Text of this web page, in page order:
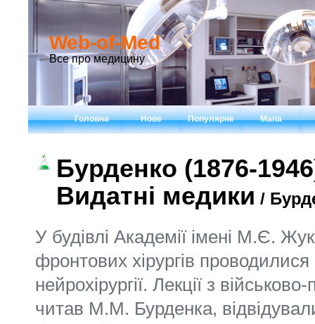
Web-of-Med
Все про медицину
Головна Нове Популярне Мапа
Бурденко (1876-
Видатні медики /
У будівлі Академії імені М.Є. Жуковського в Москві для фронтових хірургів проводилися в 1941 році семінари з нейрохірургії. Лекції з військово-польової хірургії, які читав М.М. Бурденка, відвідували всі відправлялися на фронт хірурги. М.М. Бурденка на огляд пораненого вистачало хвилини. За цю хвилину він намічав план операції і тут же приступав до неї. І цього разу все було також. Йшла складна операція на черепі. М.М. Бурденка оперував мовчки, зосереджено. Присутні з благоговінням стежили за руками хірурга, інструментами. Операція закінчилася успішно. Микола Нилович поспішно вийшов у передопераційну і нетерпляче сказав: - Марфушо! Кохер і кулька! Сестра мовчки подала до потрібного інструмент та стерильний марлевий кульку. На її обличчі не відбилося навіть подиву. Одним ривком Бурденко видалив собі зуб, заклав в ранку кульку і з полегшенням зітхнув, розглядаючи зуб: - Так ось хто п'ять днів мене мучив! Негідник! .. Як могла людина в 65-річному віці блискуче провести п'ятигодинну операцію на черепі з гострим зубним болем! А якщо б свідомість або больовий шок? У цьому епізоді як у краплі води відбилася характер військового хірурга Миколи Нилович Бурденко, одного з основоположників нейрохірургії в Радянському Союзі. 3 червня (26 квітня) 1876 року в селі Кам `янці Ніжнеломовского повіту Пензенської губернії в сім'ї сільського священика народився Микола Бурденко. У п'ятирічному віці Коля сам без батьків пішов до школи. Учитель, на урок якого прийшов хлопчик, відправив його додому. «Малий ще вчитися», - буркнув слідом хлопчині сивоволосий вчитель. Коля став приходити кожен день, він терпляче чекав під дверима класу, коли ж його будуть вчити. Директор, бачачи завзятість хлопчика, врешті-решт здався (а що було робити?) І дозволив відвідувати школу. Успішно закінчивши сільську школу, Микола їде до Пензи. Тут він з відзнакою закінчує духовну семінарію. Помітивши обдарованість семінариста, його направляють у Петербурзьку духовну академію. Невідомо, що або хто вплинув на Миколу, ми лише знаємо, що він приходить до вирішення змінити своє життя, свою професію. Царські закони заважали семінаристам вступати до столичні університети, і Миколай вирушає до Томська, де вступає на медичний факультет університету. У своїх спогадах вдова Миколи Нилович - Марія Емільевна Бурденко пише: «Блестящие операції талановитого хірурга професора Томського університету Саліщева порушили уяву молодого Бурденка. Незабаром його вибір був зроблений: він буде хірургом ». Ключ до хірургії лежить через анатомію. І студент Бурденко занурюється у вивчення цього предмета. Протягом трьох курсів він опановує мистецтвом розтину і приготування анатомічних препаратів. Його помітили і оцінили. Студента третього курсу Миколи Бурденка офіційно призначають помічником прозектора. Гарний початок. Але ось в 1901 році Микола взяв участь у революційній демонстрації, вирішивши, так би мовити, показати свою непримиренність з самодержавством, і в результаті «вилетів» з університету. Коли почалася Російсько-японська війна (1904-1905), Микола Бурденко вирушає на фронт до Маньчжурії, де в якості помічника лікаря працює в траншеях і окопах, на передових перев'язувальних пунктах, виносить під вогнем з поля бою поранених, надає їм першу допомогу, виробляє нескладні операції. У боях під Вафангоу він отримав поранення в руку. За хоробрість, проявлену на полі бою, він нагороджується солдатським Георгіївським хрестом. Перебування на фронті залишило глибокий слід, незагойна рану в душі лікаря Бурденка. В одному зі своїх численних праць він пізніше напише: «Під Мукденом втрачено 25 тисяч поранених - тому, що на всю армію було всього тисяча возів». Зауважимо, що з часів облоги Севастополя (1854) у російській армії нічого не змінилося. Микола Пирогов спостерігав, що тільки в одному місці (ах, скільки їх було) 360 поранених, звалених на нари один біля другого. Без проміжку, без порядку. Солдати, більше доби чекали перев'язки. Вже кілька днів не облизня гарячої їжі. Назустріч тяглися, раз у раз застревая в багнюці, скрипучі гарби і фури, навантажені закривавленими, недбало перев'язаними захисниками міста-фортеці, і Пирогов з жахом уявляв собі, що чекає їх попереду, і ще думав: скільки ж треба героїзму, щоб так битися, знаючи наперед, що, коли будеш поранений, тебе, як собаку, кинуть у бруд ... Уроки витягнуті так і не були. Микола Бурденко постійно цитував слова великого хірурга Пирогова: «Не медицина, а адміністрація є головною при наданні допомоги пораненим». Евакуацію поранених і їх сортування, застосовувану Пироговим, Бурденко розглядав на рівні наукового відкриття. У 1905 році Бурденко повертається з фронту і прямісінько направляється доучуватися в Юр'ївський (нині Тарту) університет. Після здачі іспиту влітку 1906 року він отримує звання лікаря і лікарський диплом з відзнакою і працює там же в університеті. За темою дисертації він звернувся до І.П. Павлову, який запропонував йому досліджувати функцію печінки. З перших же кроків у хірургії Бурденко проводив дослідження наслідків перев'язки портальної вени. У 1909 році він захистив дисертацію «Матеріали до питання про наслідки перев'язки Venae Portae». Після блискучої захисту дисертації він продовжує удосконалювати свої знання, поєднує клінічні спостереження з експериментальними дослідженнями, досягає віртуозної техніки при операціях. З 1910 року Бурденко - приват-доцент кафедри хірургії та хірургічної клініки Юр'ївського університету, пізніше екстраординарний професор кафедри оперативної хірургії, десмургії та топографічної анатомії, з 1917 року - ординарний професор факультетської хірургічної клініки цього університету. Незважаючи натрадіціі, закладені російською школою хірургії (Пироговим, Скліфосовський), Микола Бурденко їде вдосконалюватися за кордон. Знання з анатомії мозку та з питань